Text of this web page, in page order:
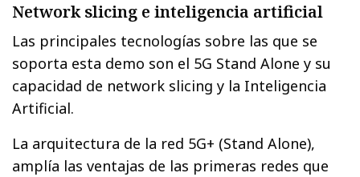
Network slicing e inteligencia artificial
Las principales tecnologías sobre las que se
soporta esta demo son el 5G Stand Alone y su
capacidad de network slicing y la Inteligencia
Artificial.
La arquitectura de la red 5G+ (Stand Alone),
amplía las ventajas de las primeras redes que